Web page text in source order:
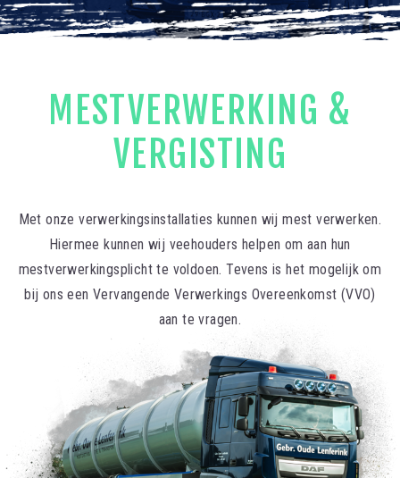
MESTVERWERKING &
VERGISTING
Met onze verwerkingsinstallaties kunnen wij mest verwerken.
Hiermee kunnen wij veehouders helpen om aan hun
mestverwerkingsplicht te voldoen. Tevens is het mogelijk om
bij ons een Vervangende Verwerkings Overeenkomst (VVO)
aan te vragen.